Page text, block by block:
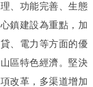
、功能完善、生態
鎮建設為重點，加
、電力等方面的優
區特色經濟。堅決
改革，多渠道增加